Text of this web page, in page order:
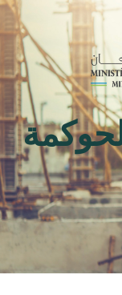
Toggle
navigation